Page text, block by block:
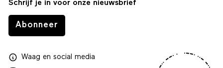
Schrijf je in voor onze nieuwsbrief
Abonneer
Waagen social media